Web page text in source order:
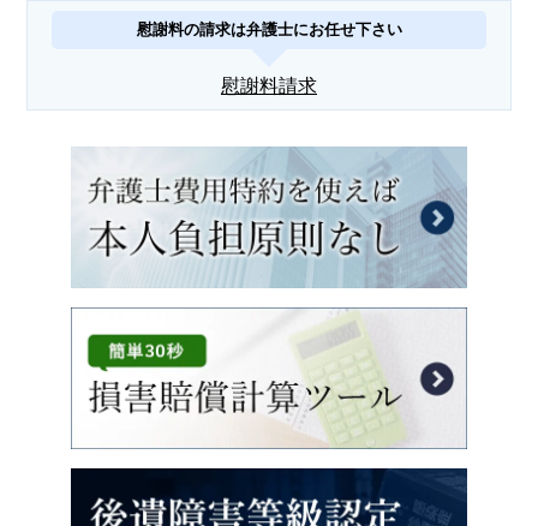
慰謝料の請求は弁護士にお任せ下さい
慰謝料請求